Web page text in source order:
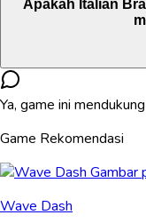
Apakah Italian
Ya, game ini
Game Rekomendasi
Wave Dash